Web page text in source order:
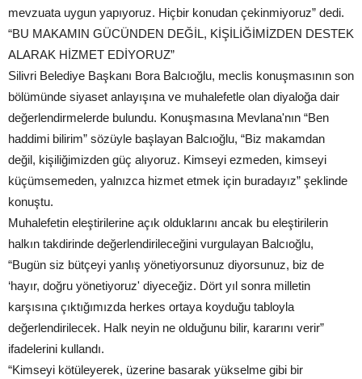
mevzuata uygun yapıyoruz. Hiçbir konudan çekinmiyoruz” dedi.
“BU MAKAMIN GÜCÜNDEN DEĞİL, KİŞİLİĞİMİZDEN DESTEK
ALARAK HİZMET EDİYORUZ”
Silivri Belediye Başkanı Bora Balcıoğlu, meclis konuşmasının son
bölümünde siyaset anlayışına ve muhalefetle olan diyaloğa dair
değerlendirmelerde bulundu. Konuşmasına Mevlana'nın “Ben
haddimi bilirim” sözüyle başlayan Balcıoğlu, “Biz makamdan
değil, kişiliğimizden güç alıyoruz. Kimseyi ezmeden, kimseyi
küçümsemeden, yalnızca hizmet etmek için buradayız” şeklinde
konuştu.
Muhalefetin eleştirilerine açık olduklarını ancak bu eleştirilerin
halkın takdirinde değerlendirileceğini vurgulayan Balcıoğlu,
“Bugün siz bütçeyi yanlış yönetiyorsunuz diyorsunuz, biz de
‘hayır, doğru yönetiyoruz' diyeceğiz. Dört yıl sonra milletin
karşısına çıktığımızda herkes ortaya koyduğu tabloyla
değerlendirilecek. Halk neyin ne olduğunu bilir, kararını verir”
ifadelerini kullandı.
“Kimseyi kötüleyerek, üzerine basarak yükselme gibi bir